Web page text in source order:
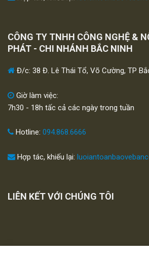
CÔNG TY TNHH CÔNG NGHỆ &
PHÁT - CHI NHÁNH BẮC NINH
Đ/c: 38 Đ. Lê Thái Tổ, Võ Cường, TP
Giờ làm việc:
7h30 - 18h tấc cả các ngày trong tuần
Hotline: 094.868.6666
Hợp tác, khiếu lại:
LIÊN KẾT VỚI CHÚNG TÔI